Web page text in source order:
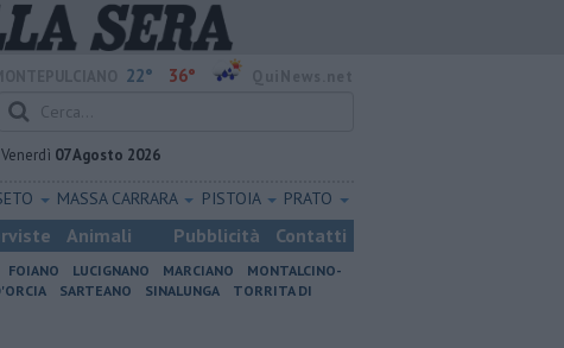
22° 36°
Venerdì 07 Agosto 2026
MASSA CARRARA PISTOIA PRATO
Animali Pubblicità Contatti
FOIANO LUCIGNANO MARCIANO
MONTALCINO-
SARTEANO SINALUNGA
TORRITA DI